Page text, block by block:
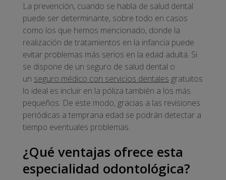
La prevención, cuando se habla de salud dental
puede ser determinante, sobre todo en casos
como los que hemos mencionado, donde la
realización de tratamientos en la infancia puede
evitar problemas más serios en la edad adulta. Si
se dispone de un seguro de salud dental o
un seguro médico con servicios dentales gratuitos
lo ideal es incluir en la póliza también a los más
pequeños. De este modo, gracias a las revisiones
periódicas a temprana edad se podrán detectar a
tiempo eventuales problemas.
¿Qué ventajas ofrece esta
especialidad odontológica?